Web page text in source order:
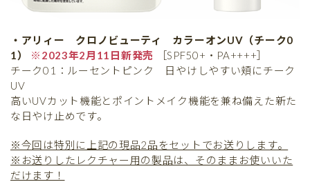
・アリィー クロノビューティ カラーオンUV（チーク0
1）
※2023年2月11日新発売
［SPF50+・PA++++］
チーク01：ルーセントピンク 日やけしやすい頬にチーク
UV
高いUVカット機能とポイントメイク機能を兼ね備えた新た
な日やけ止めです。
※今回は特別に上記の現品2品をセットでお送りします。
※お送りしたレクチャー用の製品は、そのままお使いいた
だけます！